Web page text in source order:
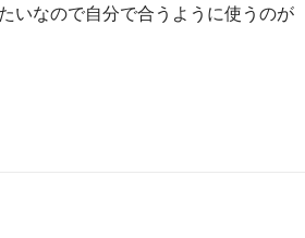
いなので自分で合うように使うのが